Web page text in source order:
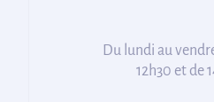
Du lundi au
12h30 et de